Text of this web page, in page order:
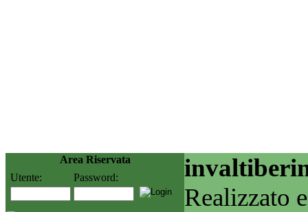
Area Riservata
Utente:
Password:
Realizzato